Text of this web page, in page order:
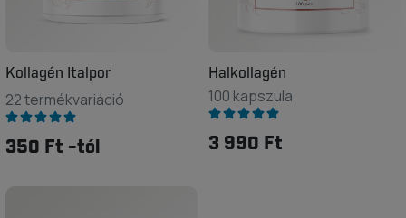
Kollagén Italpor
22 termékvariáció
350 Ft -tól
Halkollagén
100 kapszula
3 990 Ft